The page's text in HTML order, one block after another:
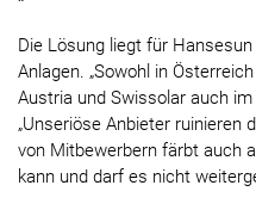
Die Lösung liegt für
Anlagen. „Sowohl in
Austria und Swissolar auch
„Unseriöse Anbieter ruinieren
von Mitbewerbern färbt auch
kann und darf es nicht